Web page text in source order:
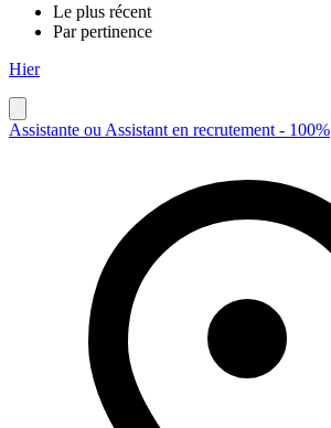
Le plus récent
Par pertinence
Hier
Assistante ou Assistant en recrutement - 100%